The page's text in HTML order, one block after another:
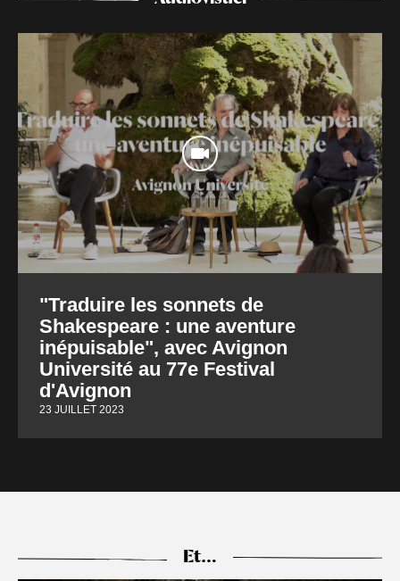
"Traduire les sonnets de
Shakespeare : une aventure
inépuisable", avec Avignon
Université au 77e Festival
d'Avignon
23 JUILLET 2023
Et…